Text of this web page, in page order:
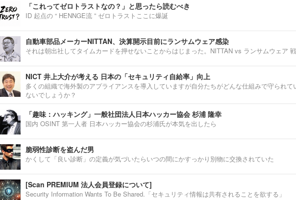
「これってゼロトラストなの？」と思ったら読むべき
ID 起点の “ HENNGE流 ” ゼロトラストここに爆誕
自動車部品メーカーNITTAN、決算開示目前にランサムウェア感染
それは朝出社してタイムカードを押せないことからはじまった。NITTAN vs ランサムウェア
NICT 井上大介が考える 日本の「セキュリティ自給率」向上
多くの組織で海外製のアプライアンスを導入していますが自分たちがどんな仕組みで守られ
ないでしょうか？
「趣味：ハッキング」一般社団法人日本ハッカー協会 杉浦 隆幸
国内 OSINT 第一人者 日本ハッカー協会の杉浦氏が本気を出したら
脆弱性診断を盗んだ男
かくして「良い診断」の定義が気づいたらいつの間にかすっかり別物に交換されていた
[Scan PREMIUM 法人会員登録について]
Security Information Wants To Be Shared.「セキュリティ情報は共有されることを欲する」